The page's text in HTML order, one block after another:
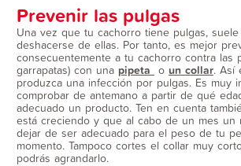
Prevenir las pulgas
Una vez que tu cachorro tiene pulgas,
deshacerse de ellas. Por tanto, es mejor
consecuentemente a tu cachorro contra las
garrapatas) con una pipeta o un collar. Así
produzca una infección por pulgas. Es muy
comprobar de antemano a partir de qué
adecuado un producto. Ten en cuenta
está creciendo y que al cabo de un mes un
dejar de ser adecuado para el peso de tu
momento. Tampoco cortes el collar muy
podrás agrandarlo.